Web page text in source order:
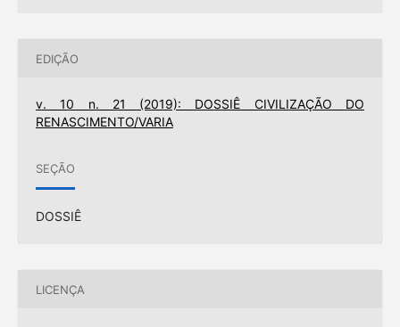
EDIÇÃO
v. 10 n. 21 (2019): DOSSIÊ CIVILIZAÇÃO DO
RENASCIMENTO/VARIA
SEÇÃO
DOSSIÊ
LICENÇA